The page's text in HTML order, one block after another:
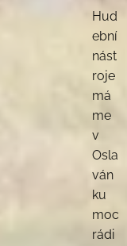
Hud
ební
nást
roje
má
me
v
Osla
ván
ku
moc
rádi